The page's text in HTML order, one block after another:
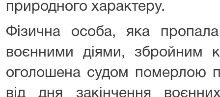
природного характеру.
Фізична особа, яка
воєнними діями, збройним
оголошена судом померлою
від дня закінчення